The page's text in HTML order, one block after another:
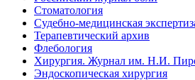
Стоматология
Судебно-медицинская
Терапевтический архив
Флебология
Хирургия. Журнал им. Н.И.
Эндоскопическая хирургия